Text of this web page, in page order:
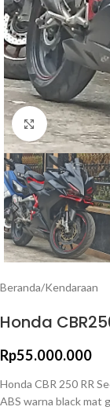
Click to
Beranda/Kendaraan
Honda
Rp55.000.000
Honda CBR 250 RR
ABS warna black mat